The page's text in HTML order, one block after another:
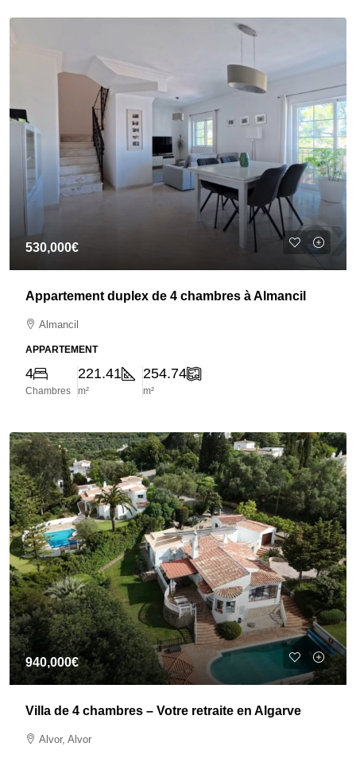
530,000€
Appartement duplex de 4 chambres à Almancil
Almancil
APPARTEMENT
4
Chambres
221.41
m²
254.74
m²
940,000€
Villa de 4 chambres – Votre retraite en Algarve
Alvor, Alvor